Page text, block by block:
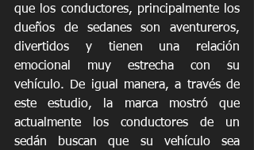
que los conductores, principalmente los
dueños de sedanes son aventureros,
divertidos y tienen una relación
emocional muy estrecha con su
vehículo. De igual manera, a través de
este estudio, la marca mostró que
actualmente los conductores de un
sedán buscan que su vehículo sea